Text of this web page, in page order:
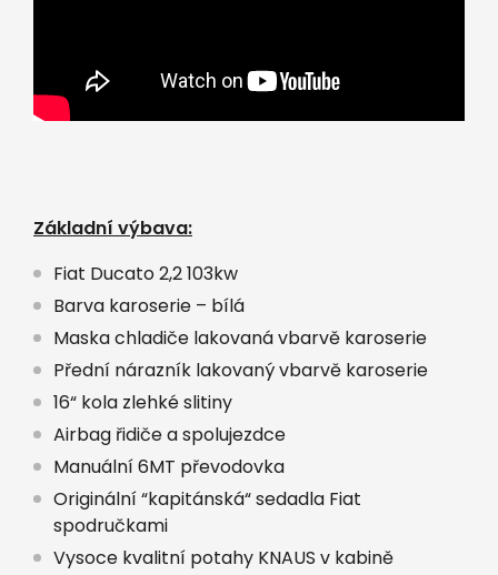
Základní výbava:
Fiat Ducato 2,2 103kw
Barva karoserie – bílá
Maska chladiče lakovaná vbarvě karoserie
Přední nárazník lakovaný vbarvě karoserie
16“ kola zlehké slitiny
Airbag řidiče a spolujezdce
Manuální 6MT převodovka
Originální “kapitánská“ sedadla Fiat
spodručkami
Vysoce kvalitní potahy KNAUS v kabině